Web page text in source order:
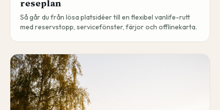
reseplan
Så går du från lösa platsidéer till en flexibel vanlife-rutt
med reservstopp, servicefönster, färjor och offlinekarta.